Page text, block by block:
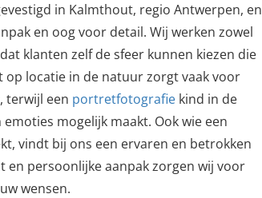
in Kalmthout, regio Antwerpen, en
en oog voor detail. Wij werken zowel
klanten zelf de sfeer kunnen kiezen die
op locatie in de natuur zorgt vaak voor
terwijl een portretfotografie kind in de
mogelijk maakt. Ook wie een
vindt bij ons een ervaren en betrokken
en persoonlijke aanpak zorgen wij voor
wensen.